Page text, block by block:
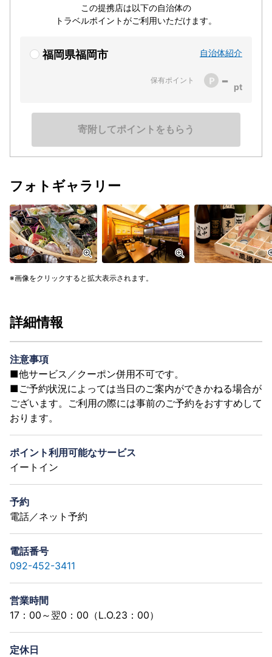
この提携店は以下の自治体の
トラベルポイントがご利用いただけます。
福岡県福岡市 自治体紹介
保有ポイント -
寄附してポイントをもらう
フォトギャラリー
画像をクリックすると拡大表示されます。
詳細情報
注意事項
■他サービス／クーポン併用不可です。
■ご予約状況によっては当日のご案内ができかねる場合が
ございます。ご利用の際には事前のご予約をおすすめして
おります。
ポイント利用可能なサービス
イートイン
予約
電話／ネット予約
電話番号
092-452-3411
営業時間
17：00～翌0：00（L.O.23：00）
定休日